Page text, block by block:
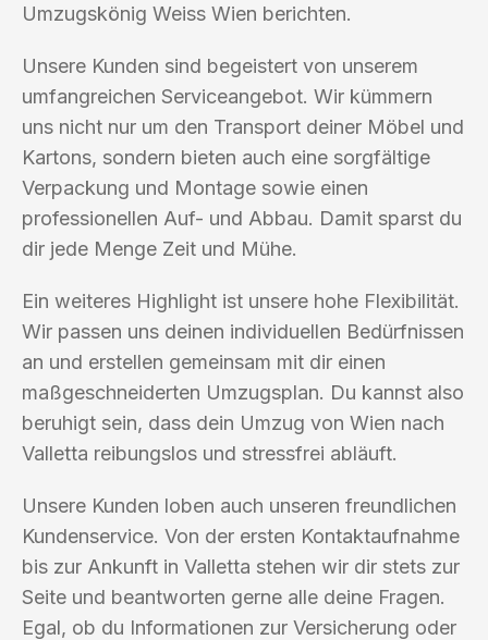
Umzugskönig Weiss Wien berichten.
Unsere Kunden sind begeistert von unserem
umfangreichen Serviceangebot. Wir kümmern
uns nicht nur um den Transport deiner Möbel und
Kartons, sondern bieten auch eine sorgfältige
Verpackung und Montage sowie einen
professionellen Auf- und Abbau. Damit sparst du
dir jede Menge Zeit und Mühe.
Ein weiteres Highlight ist unsere hohe Flexibilität.
Wir passen uns deinen individuellen Bedürfnissen
an und erstellen gemeinsam mit dir einen
maßgeschneiderten Umzugsplan. Du kannst also
beruhigt sein, dass dein Umzug von Wien nach
Valletta reibungslos und stressfrei abläuft.
Unsere Kunden loben auch unseren freundlichen
Kundenservice. Von der ersten Kontaktaufnahme
bis zur Ankunft in Valletta stehen wir dir stets zur
Seite und beantworten gerne alle deine Fragen.
Egal, ob du Informationen zur Versicherung oder